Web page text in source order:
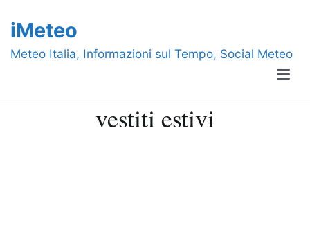
contenuto
iMeteo
Meteo Italia, Informazioni sul Tempo, Social Meteo
vestiti estivi